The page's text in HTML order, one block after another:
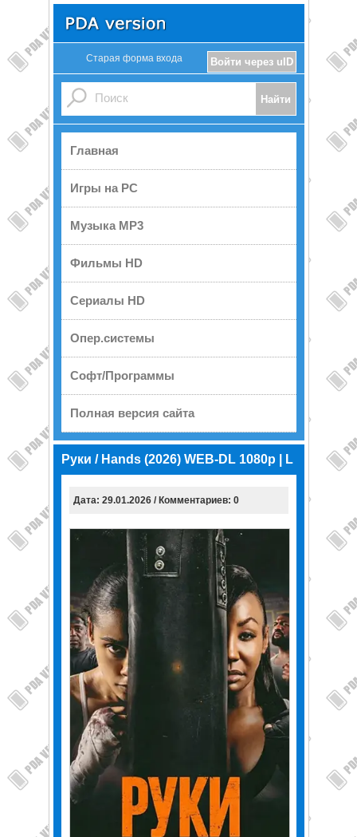
Войти через uID
Старая форма входа
Главная
Игры на PC
Музыка MP3
Фильмы HD
Сериалы HD
Опер.системы
Софт/Программы
Полная версия сайта
Руки / Hands (2026) WEB-DL 1080p | L
Дата: 29.01.2026 / Комментариев: 0